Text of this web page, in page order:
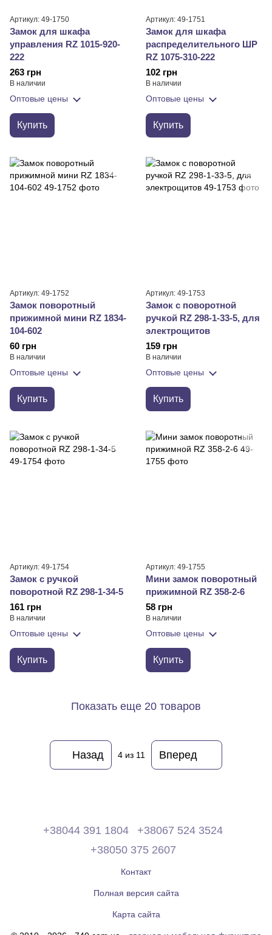
Артикул: 49-1750
Замок для шкафа
управления RZ 1015-920-
222
263 грн
В наличии
Оптовые цены
Купить
Артикул: 49-1751
Замок для шкафа
распределительного ШР
RZ 1075-310-222
102 грн
В наличии
Оптовые цены
Купить
Артикул: 49-1752
Замок поворотный
прижимной мини RZ 1834-
104-602
60 грн
В наличии
Оптовые цены
Купить
Артикул: 49-1753
Замок с поворотной
ручкой RZ 298-1-33-5, для
электрощитов
159 грн
В наличии
Оптовые цены
Купить
Артикул: 49-1754
Замок с ручкой
поворотной RZ 298-1-34-5
161 грн
В наличии
Оптовые цены
Купить
Артикул: 49-1755
Мини замок поворотный
прижимной RZ 358-2-6
58 грн
В наличии
Оптовые цены
Купить
Показать еще 20 товаров
Назад 4 из 11 Вперед
+38044 391 1804
+38067 524 3524
+38050 375 2607
Контакт
Полная версия сайта
Карта сайта